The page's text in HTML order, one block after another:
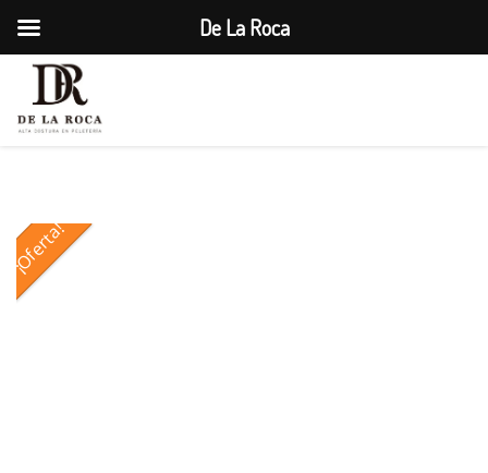
¡Oferta!
De La Roca